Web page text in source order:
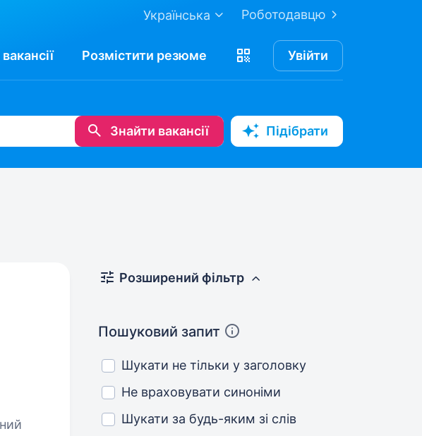
Роботодавцю
Українська
вакансії Розмістити резюме Увійти
Знайти вакансії Підібрати
Розширений фільтр
Пошуковий запит
Шукати не тільки у заголовку
Не враховувати синоніми
Шукати за будь-яким зі слів